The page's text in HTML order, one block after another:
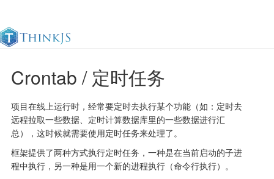
官方文档 更新日志 最佳实践
Crontab / 定时任务
项目在线上运行时，经常要定时去执行某个功能（如：定时去
远程拉取一些数据、定时计算数据库里的一些数据进行汇
总），这时候就需要使用定时任务来处理了。
框架提供了两种方式执行定时任务，一种是在当前启动的子进
程中执行，另一种是用一个新的进程执行（命令行执行）。